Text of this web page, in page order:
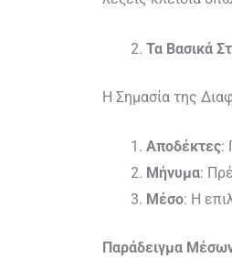
Τα Βασικά
Η Σημασία της
Αποδέκτες:
Μήνυμα:
Μέσο: Η
Παράδειγμα